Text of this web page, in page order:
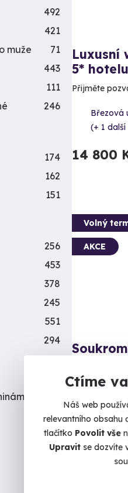
Ctíme
Náš web
relevantního obsahu
tlačítko Povolit vše
Upravitse dozvíte
Luxusní
5*
Přijměte
Březová
(+ 1
14 800
Volný
AKCE
16 870 Kč
14 490
492
421
muže
71
443
111
246
174
162
151
256
453
378
245
551
294
450
4
196
31